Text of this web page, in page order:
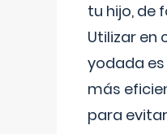
tu hijo, de
Utilizar en
yodada
más
para